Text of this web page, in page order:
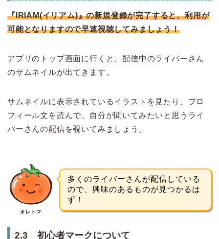
『IRIAM(イリアム)』の新規登録が完了すると、利用が
可能となりますので早速視聴してみましょう！
アプリのトップ画面に行くと、配信中のライバーさん
のサムネイルが出てきます。
サムネイルに表示されているイラストを見たり、プロ
フィール文を読んで、自分が聞いてみたいと思うライ
バーさんの配信を覗いてみましょう。
オレトマ
多くのライバーさんが配信している
ので、興味のあるものが見つかるは
ず！
2.3 初心者マークについて